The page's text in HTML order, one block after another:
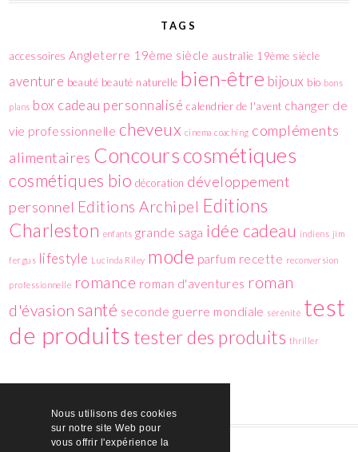
Nous utilisons des cookies
sur notre site Web pour
vous offrir l'expérience la
TAGS
accessoires Angleterre 19ème siècle australie 19ème siècle
aventure beauté beauté naturelle bien-être bijoux bio bons
plans box cadeau personnalisé calendrier de l'avent changer de
vie professionnelle cheveux cinema coaching compléments
alimentaires Concourscosmétiques
cosmétiques bio décoration développement
personnel Editions Archipel Editions
Charleston enfants grande saga idée cadeau indiens jim
fergus lifestyle Lucinda Riley mode parfum recette reconversion
professionnelle romance roman d'aventures roman
d'évasion santé seconde guerre mondiale sérénité test
de produits tester des produits thriller